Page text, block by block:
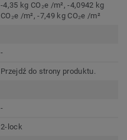
-4,35 kg CO₂e /m², -4,0942 kg
CO₂e /m², -7,49 kg CO₂e /m²
-
Przejdź do strony produktu.
-
2-lock